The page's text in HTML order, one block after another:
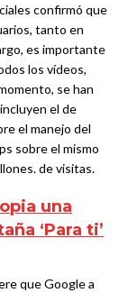
confirmó que
tanto en
es importante
los vídeos,
se han
el de
el manejo del
sobre el mismo
de visitas.
una
‘Para ti’
que Google a